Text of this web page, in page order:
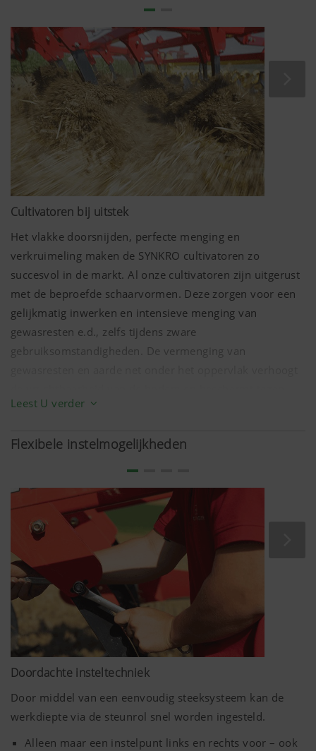
Cultivatoren bij uitstek
Het vlakke doorsnijden, perfecte menging en
verkruimeling maken de SYNKRO cultivatoren zo
succesvol in de markt. Al onze cultivatoren zijn uitgerust
met de beproefde schaarvormen. Deze zorgen voor een
gelijkmatig inwerken en intensieve menging van
gewasresten e.d., zelfs tijdens zware
gebruiksomstandigheden. De vermenging van
erosie.
De beste voorwaarden creëren
losgesneden. Voor een bewerkingsdiepte van 5 –
Leest U verder
Flexibele instelmogelijkheden
Doordachte insteltechniek
Door middel van een eenvoudig steeksysteem kan de
werkdiepte via de steunrol snel worden ingesteld.
Alleen maar een instelpunt links en rechts voor – ook